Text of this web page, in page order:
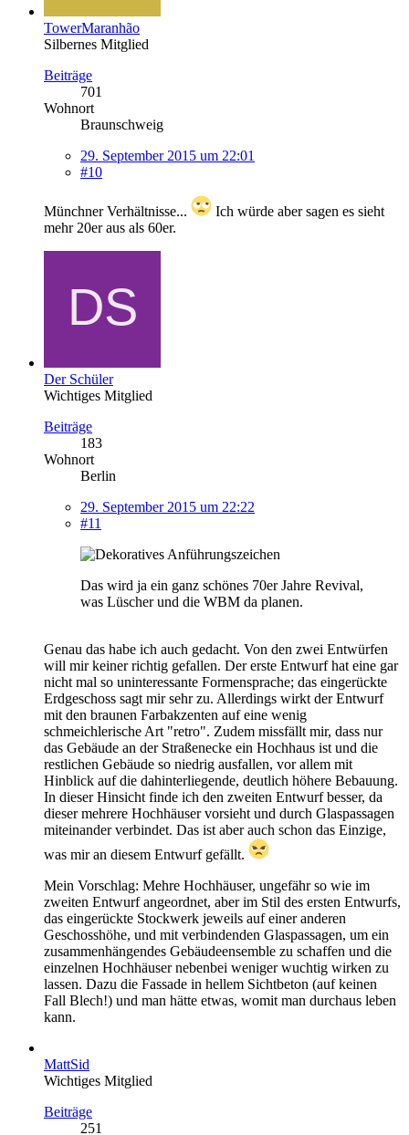
TowerMaranhão
Silbernes Mitglied
Beiträge
701
Wohnort
Braunschweig
29. September 2015 um 22:01
#10
Münchner Verhältnisse...
Ich würde aber sagen es sieht
mehr 20er aus als 60er.
Der Schüler
Wichtiges Mitglied
Beiträge
183
Wohnort
Berlin
29. September 2015 um 22:22
#11
Das wird ja ein ganz schönes 70er Jahre Revival,
was Lüscher und die WBM da planen.
Genau das habe ich auch gedacht. Von den zwei Entwürfen
will mir keiner richtig gefallen. Der erste Entwurf hat eine gar
nicht mal so uninteressante Formensprache; das eingerückte
Erdgeschoss sagt mir sehr zu. Allerdings wirkt der Entwurf
mit den braunen Farbakzenten auf eine wenig
schmeichlerische Art "retro". Zudem missfällt mir, dass nur
das Gebäude an der Straßenecke ein Hochhaus ist und die
restlichen Gebäude so niedrig ausfallen, vor allem mit
Hinblick auf die dahinterliegende, deutlich höhere Bebauung.
In dieser Hinsicht finde ich den zweiten Entwurf besser, da
dieser mehrere Hochhäuser vorsieht und durch Glaspassagen
miteinander verbindet. Das ist aber auch schon das Einzige,
was mir an diesem Entwurf gefällt.
Mein Vorschlag: Mehre Hochhäuser, ungefähr so wie im
zweiten Entwurf angeordnet, aber im Stil des ersten Entwurfs,
das eingerückte Stockwerk jeweils auf einer anderen
Geschosshöhe, und mit verbindenden Glaspassagen, um ein
zusammenhängendes Gebäudeensemble zu schaffen und die
einzelnen Hochhäuser nebenbei weniger wuchtig wirken zu
lassen. Dazu die Fassade in hellem Sichtbeton (auf keinen
Fall Blech!) und man hätte etwas, womit man durchaus leben
kann.
MattSid
Wichtiges Mitglied
Beiträge
251